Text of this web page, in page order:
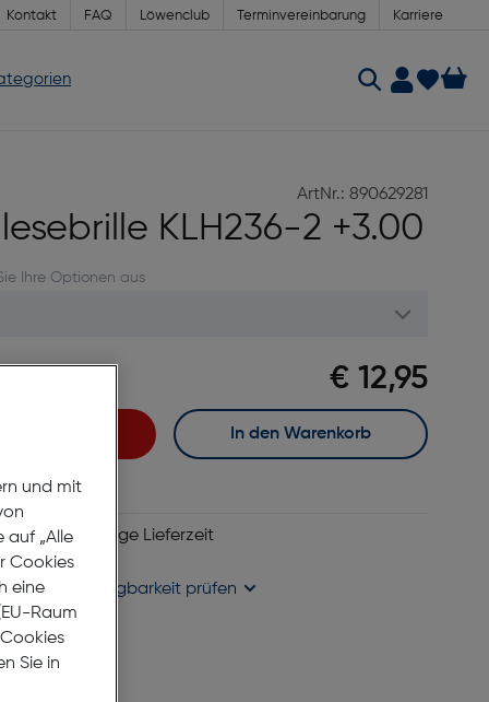
Kontakt FAQ Löwenclub Terminvereinbarung Karriere
ArtNr.: 890629281
KLH236-2 +3.00
Ihre Optionen aus
€ 12,95
In den Warenkorb
Wunschliste
6 bis 8 Werktage Lieferzeit
liefern
in
Verfügbarkeit prüfen
und mit
auf „Alle
Cookies
eine
Raum
Sie in